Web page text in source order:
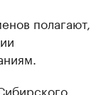
полагают,